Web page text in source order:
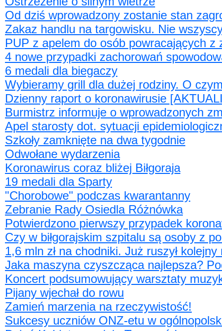
Od dziś wprowadzony zostanie stan
Zakaz handlu na targowisku. Nie
PUP z apelem do osób powracających z
4 nowe przypadki zachorowań
6 medali dla biegaczy
Wybieramy grill dla dużej rodziny. O
Dzienny raport o koronawirusie
Burmistrz informuje o wprowadzonych
Apel starosty dot. sytuacji
Szkoły zamknięte na dwa tygodnie
Odwołane wydarzenia
Koronawirus coraz bliżej Biłgoraja
19 medali dla Sparty
"Chorobowe" podczas kwarantanny
Zebranie Rady Osiedla Różnówka
Potwierdzono pierwszy przypadek
Czy w biłgorajskim szpitalu są osoby z
1,6 mln zł na chodniki. Już ruszył
Jaka maszyna czyszcząca najlepsza?
Koncert podsumowujący warsztaty
Pijany wjechał do rowu
Zamień marzenia na rzeczywistość!
Sukcesy uczniów ONZ-etu w